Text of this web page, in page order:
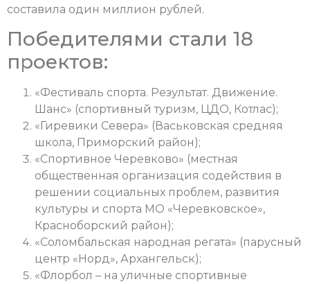
составила один миллион рублей.
Победителями стали 18
проектов:
«Фестиваль спорта. Результат. Движение.
Шанс» (спортивный туризм, ЦДО, Котлас);
«Гиревики Севера» (Васьковская средняя
школа, Приморский район);
«Спортивное Черевково» (местная
общественная организация содействия в
решении социальных проблем, развития
культуры и спорта МО «Черевковское»,
Красноборский район);
«Соломбальская народная регата» (парусный
центр «Норд», Архангельск);
«Флорбол – на уличные спортивные